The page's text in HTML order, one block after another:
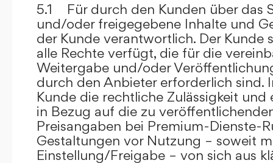
5.1 Für durch den Kunden über das
und/oder freigegebene Inhalte und
der Kunde verantwortlich. Der Kunde
alle Rechte verfügt, die für die
Weitergabe und/oder
durch den Anbieter erforderlich sind.
Kunde die rechtliche Zulässigkeit
in Bezug auf die zu
Preisangaben bei Premium-Dienste-
Gestaltungen vor Nutzung – soweit
Einstellung/Freigabe – von sich aus